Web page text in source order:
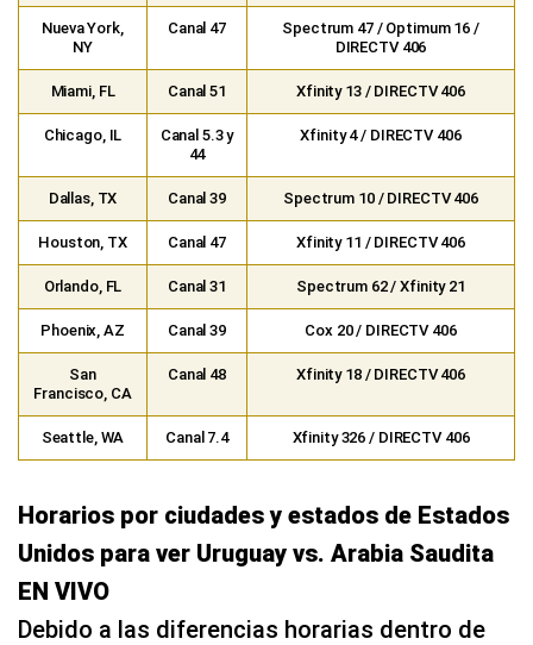
Nueva York,
NY
Canal 47
Spectrum 47 / Optimum 16 /
DIRECTV 406
Miami, FL Canal 51 Xfinity 13 / DIRECTV 406
Chicago, IL
Canal 5.3 y
44
Xfinity 4 / DIRECTV 406
Dallas, TX Canal 39 Spectrum 10 / DIRECTV 406
Houston, TX Canal 47 Xfinity 11 / DIRECTV 406
Orlando, FL Canal 31 Spectrum 62 / Xfinity 21
Phoenix, AZ Canal 39 Cox 20 / DIRECTV 406
San
Francisco, CA
Canal 48 Xfinity 18 / DIRECTV 406
Seattle, WA Canal 7.4 Xfinity 326 / DIRECTV 406
Horarios por ciudades y estados de Estados
Unidos para ver Uruguay vs. Arabia Saudita
EN VIVO
Debido a las diferencias horarias dentro de